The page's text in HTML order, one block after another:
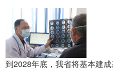
到2028年底，我省将基本建